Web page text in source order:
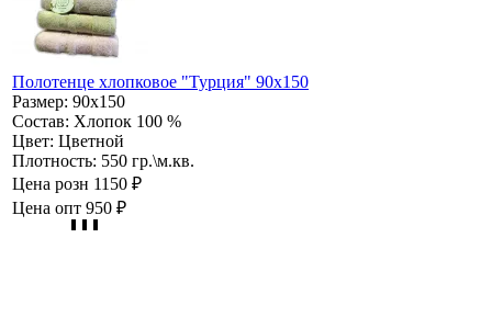
Полотенце хлопковое "Турция" 90х150
Размер: 90х150
Состав: Хлопок 100 %
Цвет: Цветной
Плотность: 550 гр.\м.кв.
Цена розн 1150 ₽
Цена опт 950 ₽